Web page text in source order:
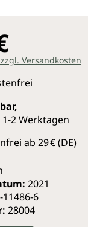
zum
wie - mit
werden Ihre
Wie
Profitieren Sie
der beiden mit
Versandkosten
2 Werktagen
ab 29 € (DE)
2021
11486-6
28004